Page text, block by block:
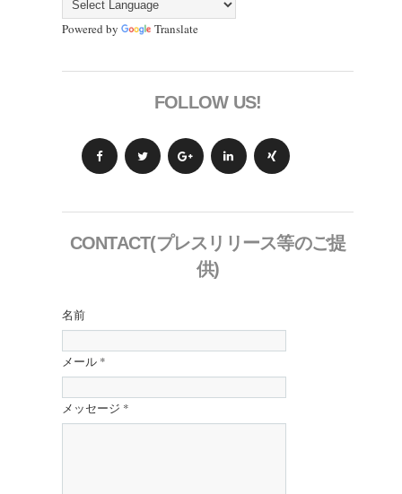
Powered by Translate
FOLLOW US!
CONTACT(プレスリリース等のご提
供)
名前
メール *
メッセージ *